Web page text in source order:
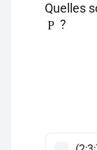
Quelles
P ?